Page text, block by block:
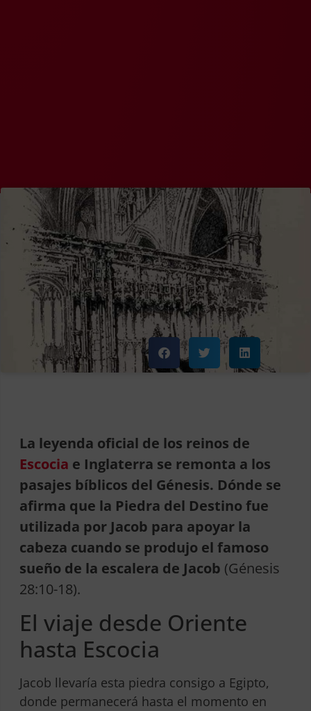
La leyenda oficial de los reinos de
Escocia e Inglaterra se remonta a los
pasajes bíblicos del Génesis. Dónde se
afirma que la Piedra del Destino fue
utilizada por Jacob para apoyar la
cabeza cuando se produjo el famoso
sueño de la escalera de Jacob (Génesis
28:10-18).
El viaje desde Oriente
hasta Escocia
Jacob llevaría esta piedra consigo a Egipto,
donde permanecerá hasta el momento en